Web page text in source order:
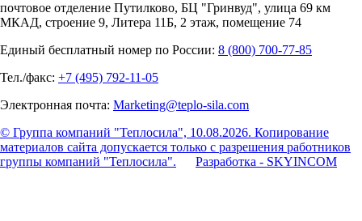
почтовое отделение Путилково, БЦ "Гринвуд", улица 69 км
МКАД, строение 9, Литера 11Б, 2 этаж, помещение 74
Единый бесплатный номер по России: 8 (800) 700-77-85
Тел./факс: +7 (495) 792-11-05
Электронная почта: Marketing@teplo-sila.com
© Группа компаний "Теплосила", 10.08.2026. Копирование
материалов сайта допускается только с разрешения работников
группы компаний "Теплосила".
Разработка - SKYINCOM